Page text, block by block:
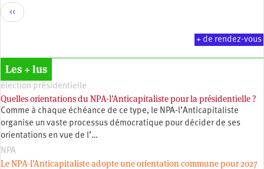
Pagination
Page
précédente
‹‹
+ de rendez-vous
Les + lus
élection présidentielle
Quelles orientations du NPA-l’Anticapitaliste pour la présidentielle ?
Comme à chaque échéance de ce type, le NPA-l’Anticapitaliste
organise un vaste processus démocratique pour décider de ses
orientations en vue de l’…
NPA
Le NPA-l’Anticapitaliste adopte une orientation commune pour 2027